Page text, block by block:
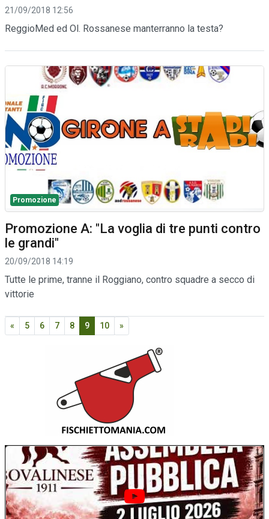
21/09/2018 12:56
ReggioMed ed Ol. Rossanese manterranno la testa?
Promozione
Promozione A: "La voglia di tre punti contro
le grandi"
20/09/2018 14:19
Tutte le prime, tranne il Roggiano, contro squadre a secco di
vittorie
« 5 6 7 8 9 10 »